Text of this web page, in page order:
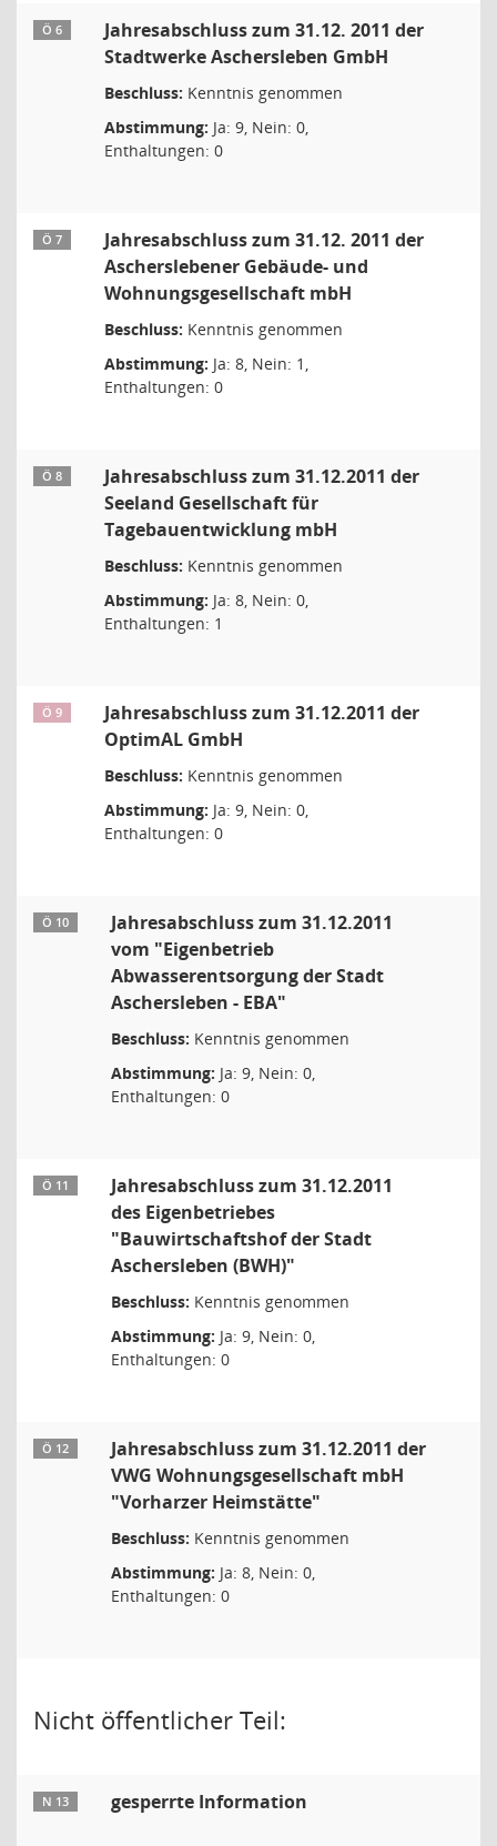
Ö 6
Jahresabschluss zum 31.12. 2011 der
Stadtwerke Aschersleben GmbH
Beschluss: Kenntnis genommen
Abstimmung: Ja: 9, Nein: 0,
Enthaltungen: 0
Ö 7
Jahresabschluss zum 31.12. 2011 der
Ascherslebener Gebäude- und
Wohnungsgesellschaft mbH
Beschluss: Kenntnis genommen
Abstimmung: Ja: 8, Nein: 1,
Enthaltungen: 0
Ö 8
Jahresabschluss zum 31.12.2011 der
Seeland Gesellschaft für
Tagebauentwicklung mbH
Beschluss: Kenntnis genommen
Abstimmung: Ja: 8, Nein: 0,
Enthaltungen: 1
Ö 9
Jahresabschluss zum 31.12.2011 der
OptimAL GmbH
Beschluss: Kenntnis genommen
Abstimmung: Ja: 9, Nein: 0,
Enthaltungen: 0
Ö 10
Jahresabschluss zum 31.12.2011
vom "Eigenbetrieb
Abwasserentsorgung der Stadt
Aschersleben - EBA"
Beschluss: Kenntnis genommen
Abstimmung: Ja: 9, Nein: 0,
Enthaltungen: 0
Ö 11
Jahresabschluss zum 31.12.2011
des Eigenbetriebes
"Bauwirtschaftshof der Stadt
Aschersleben (BWH)"
Beschluss: Kenntnis genommen
Abstimmung: Ja: 9, Nein: 0,
Enthaltungen: 0
Ö 12
Jahresabschluss zum 31.12.2011 der
VWG Wohnungsgesellschaft mbH
"Vorharzer Heimstätte"
Beschluss: Kenntnis genommen
Abstimmung: Ja: 8, Nein: 0,
Enthaltungen: 0
Nicht öffentlicher Teil:
N 13 gesperrte Information